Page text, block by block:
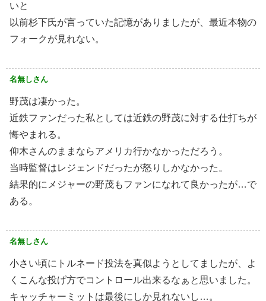
いと
以前杉下氏が言っていた記憶がありましたが、最近本物の
フォークが見れない。
名無しさん
野茂は凄かった。
近鉄ファンだった私としては近鉄の野茂に対する仕打ちが
悔やまれる。
仰木さんのままならアメリカ行かなかっただろう。
当時監督はレジェンドだったが怒りしかなかった。
結果的にメジャーの野茂もファンになれて良かったが…で
ある。
名無しさん
小さい頃にトルネード投法を真似ようとしてましたが、よ
くこんな投げ方でコントロール出来るなぁと思いました。
キャッチャーミットは最後にしか見れないし…。